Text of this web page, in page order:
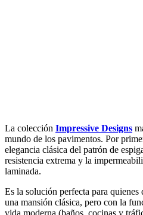
La colección Impressive Designs
mundo de los pavimentos. Por
elegancia clásica del patrón de
resistencia extrema y la
laminada.
Es la solución perfecta para quienes
una mansión clásica, pero con la
vida moderna (baños, cocinas y